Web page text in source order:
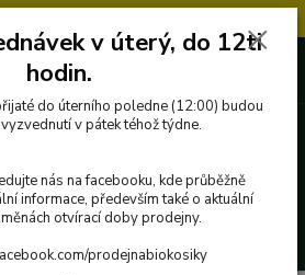
505
v úterý, do 12ti
hodin.
do úterního poledne (12:00) budou
v pátek téhož týdne.
nás na facebooku, kde průběžně
informace, především také o aktuální
otvírací doby prodejny.
prodejnabiokosiky